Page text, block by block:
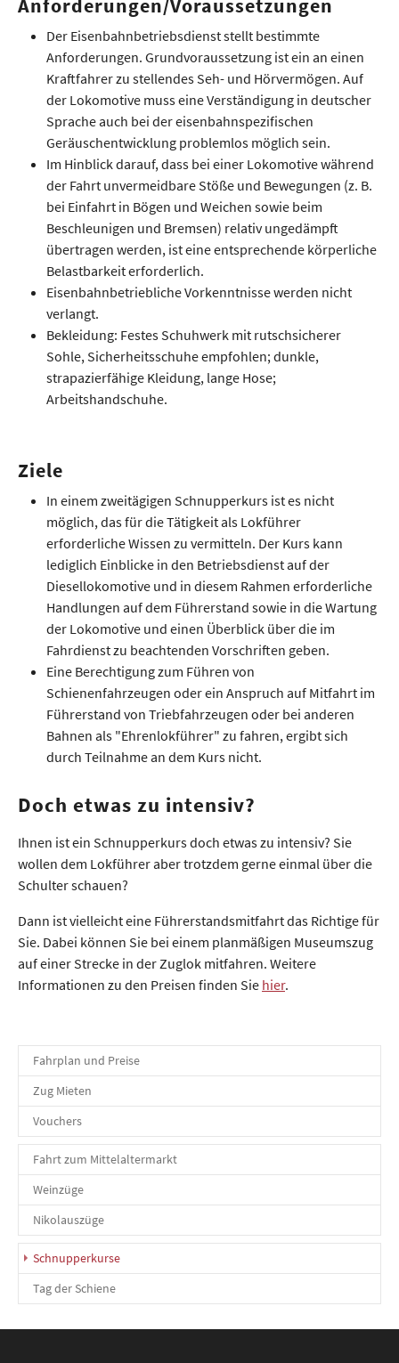
Anforderungen/Voraussetzungen
Der Eisenbahnbetriebsdienst stellt bestimmte
Anforderungen. Grundvoraussetzung ist ein an einen
Kraftfahrer zu stellendes Seh- und Hörvermögen. Auf
der Lokomotive muss eine Verständigung in deutscher
Sprache auch bei der eisenbahnspezifischen
Geräuschentwicklung problemlos möglich sein.
Im Hinblick darauf, dass bei einer Lokomotive während
der Fahrt unvermeidbare Stöße und Bewegungen (z. B.
bei Einfahrt in Bögen und Weichen sowie beim
Beschleunigen und Bremsen) relativ ungedämpft
übertragen werden, ist eine entsprechende körperliche
Belastbarkeit erforderlich.
Eisenbahnbetriebliche Vorkenntnisse werden nicht
verlangt.
Bekleidung: Festes Schuhwerk mit rutschsicherer
Sohle, Sicherheitsschuhe empfohlen; dunkle,
strapazierfähige Kleidung, lange Hose;
Arbeitshandschuhe.
Ziele
In einem zweitägigen Schnupperkurs ist es nicht
möglich, das für die Tätigkeit als Lokführer
erforderliche Wissen zu vermitteln. Der Kurs kann
lediglich Einblicke in den Betriebsdienst auf der
Diesellokomotive und in diesem Rahmen erforderliche
Handlungen auf dem Führerstand sowie in die Wartung
der Lokomotive und einen Überblick über die im
Fahrdienst zu beachtenden Vorschriften geben.
Eine Berechtigung zum Führen von
Schienenfahrzeugen oder ein Anspruch auf Mitfahrt im
Führerstand von Triebfahrzeugen oder bei anderen
Bahnen als "Ehrenlokführer" zu fahren, ergibt sich
durch Teilnahme an dem Kurs nicht.
Doch etwas zu intensiv?
Ihnen ist ein Schnupperkurs doch etwas zu intensiv? Sie
wollen dem Lokführer aber trotzdem gerne einmal über die
Schulter schauen?
Dann ist vielleicht eine Führerstandsmitfahrt das Richtige für
Sie. Dabei können Sie bei einem planmäßigen Museumszug
auf einer Strecke in der Zuglok mitfahren. Weitere
Informationen zu den Preisen finden Sie hier.
Fahrplan und Preise
Zug Mieten
Vouchers
Fahrt zum Mittelaltermarkt
Weinzüge
Nikolauszüge
Schnupperkurse(current)
Tag der Schiene